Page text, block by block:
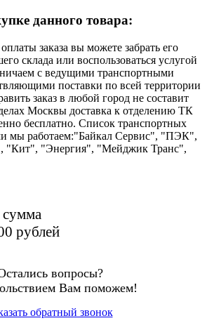
данного товара:
заказа вы можете забрать его
склада или воспользоваться услугой
с ведущими транспортными
поставки по всей территории
заказ в любой город не составит
Москвы доставка к отделению ТК
бесплатно. Список транспортных
мы работаем:"Байкал Сервис", "ПЭК",
"Кит", "Энергия", "Мейджик Транс",
рублей
вопросы?
Вам поможем!
обратный звонок